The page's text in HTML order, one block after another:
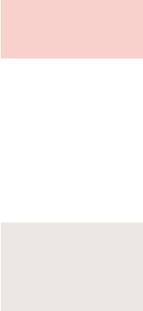
שלהם בבית.